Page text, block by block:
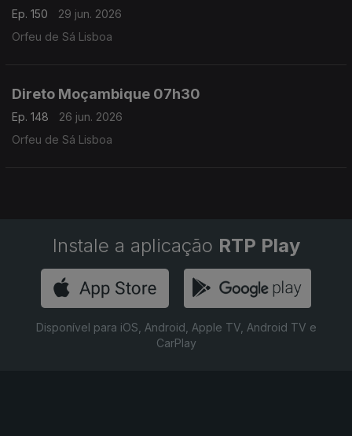
Ep. 150
29 jun. 2026
Orfeu de Sá Lisboa
Direto Moçambique 07h30
Ep. 148
26 jun. 2026
Orfeu de Sá Lisboa
Instale a aplicação RTP Play
Disponível para iOS, Android, Apple TV, Android TV e
CarPlay